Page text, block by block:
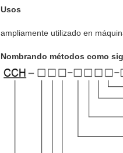
Usos
ampliamente utilizado en
Nombrando métodos como